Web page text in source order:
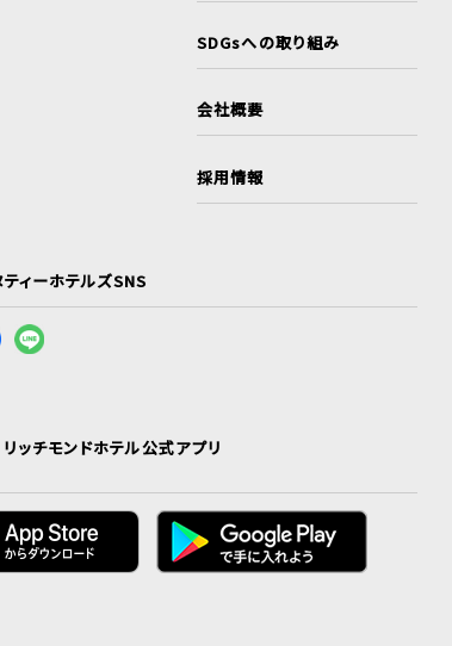
SDGsへの取り組み
会社概要
採用情報
ティーホテルズSNS
リッチモンドホテル公式アプリ